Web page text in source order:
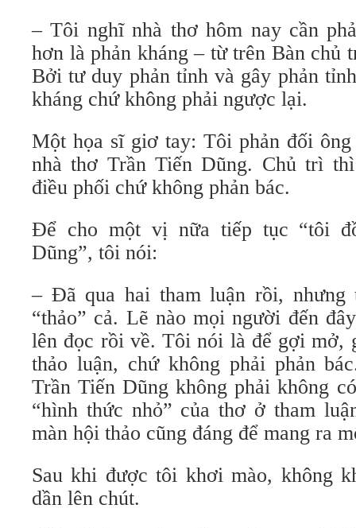
– Tôi nghĩ nhà thơ hôm nay cần
hơn là phản kháng – từ trên Bàn chủ
Bởi tư duy phản tỉnh và gây phản
kháng chứ không phải ngược lại.
Một họa sĩ giơ tay: Tôi phản đối
nhà thơ Trần Tiến Dũng. Chủ trì
điều phối chứ không phản bác.
Để cho một vị nữa tiếp tục “tôi
Dũng”, tôi nói:
– Đã qua hai tham luận rồi, nhưng
“thảo” cả. Lẽ nào mọi người đến
lên đọc rồi về. Tôi nói là để gợi mở,
thảo luận, chứ không phải phản
Trần Tiến Dũng không phải không
“hình thức nhỏ” của thơ ở tham
màn hội thảo cũng đáng để mang ra
Sau khi được tôi khơi mào, không
dần lên chút.